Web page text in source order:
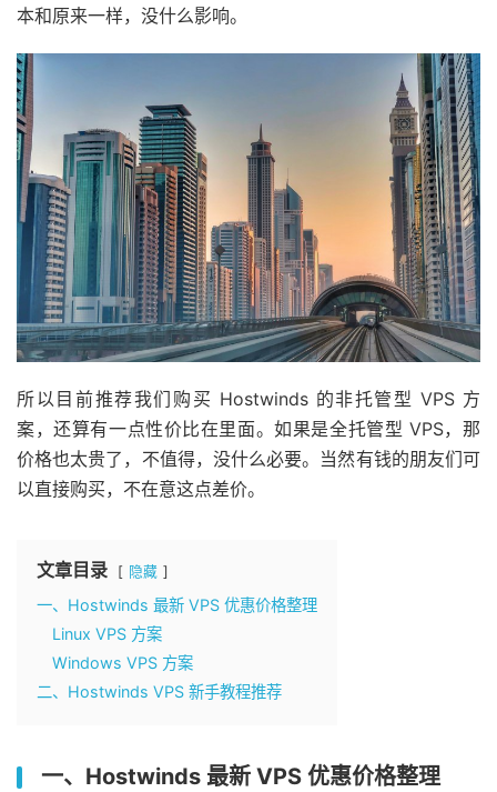
本和原来一样，没什么影响。
所以目前推荐我们购买 Hostwinds 的非托管型 VPS 方
案，还算有一点性价比在里面。如果是全托管型 VPS，那
价格也太贵了，不值得，没什么必要。当然有钱的朋友们可
以直接购买，不在意这点差价。
文章目录 隐藏
一、Hostwinds 最新 VPS 优惠价格整理
Linux VPS 方案
Windows VPS 方案
二、Hostwinds VPS 新手教程推荐
一、Hostwinds 最新 VPS 优惠价格整理